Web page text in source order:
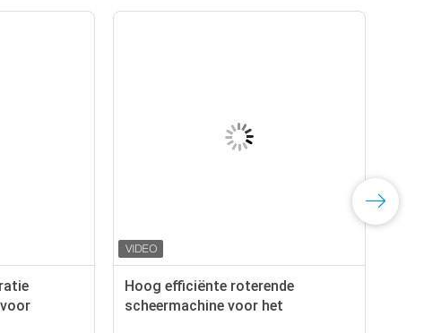
Hoog efficiënte roterende
scheermachine voor het